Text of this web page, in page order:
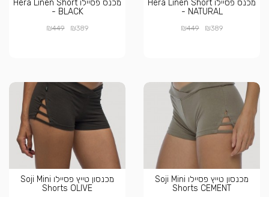
מכנס פסיילו Hera Linen Short
- NATURAL
₪389
₪449
מכנס פסיילו Hera Linen Short
- BLACK
₪389
₪449
מכנסון טייץ פסיילו Soji Mini
Shorts CEMENT
מכנסון טייץ פסיילו Soji Mini
Shorts OLIVE